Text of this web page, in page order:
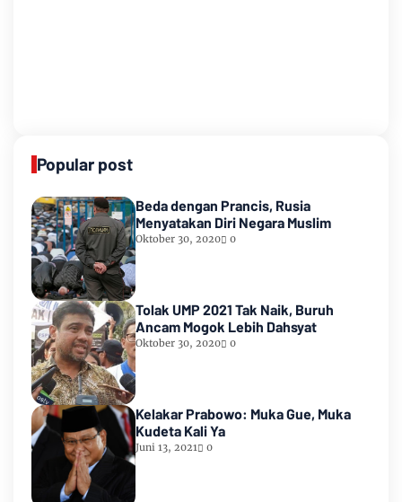
Popular post
Beda dengan Prancis, Rusia
Menyatakan Diri Negara Muslim
Oktober 30, 2020 0
Tolak UMP 2021 Tak Naik, Buruh
Ancam Mogok Lebih Dahsyat
Oktober 30, 2020 0
Kelakar Prabowo: Muka Gue, Muka
Kudeta Kali Ya
Juni 13, 2021 0